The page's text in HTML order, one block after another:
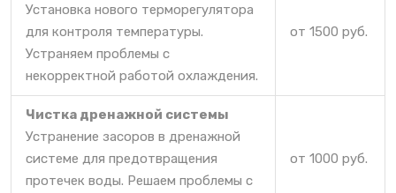
Установка нового терморегулятора
для контроля температуры.
Устраняем проблемы с
некорректной работой охлаждения.
от 1500 руб.
Чистка дренажной системы
Устранение засоров в дренажной
системе для предотвращения
протечек воды. Решаем проблемы с
от 1000 руб.